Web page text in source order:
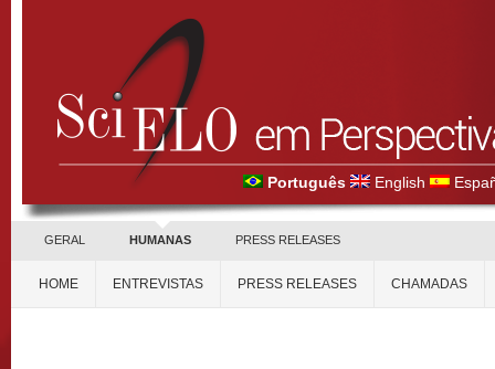
Português English
GERAL HUMANAS PRESS RELEASES
HOME ENTREVISTAS PRESS RELEASES CHAMADAS